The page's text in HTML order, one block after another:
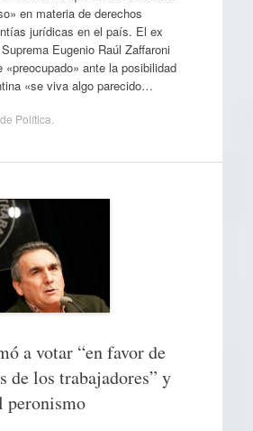
en materia de derechos
jurídicas en el país. El ex
Eugenio Raúl Zaffaroni
«preocupado» ante la posibilidad
«se viva algo parecido…
de Política
a votar “en favor de
de los trabajadores” y
peronismo